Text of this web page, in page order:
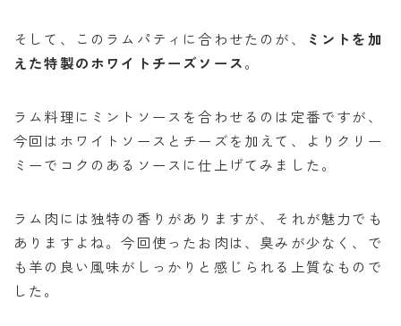
そして、このラムパティに合わせたのが、
ミントを加
えた特製のホワイトチーズソース。
ラム料理にミントソースを合わせるのは定番ですが、
今回はホワイトソースとチーズを加えて、よりクリー
ミーでコクのあるソースに仕上げてみました。
ラム肉には独特の香りがありますが、それが魅力でも
ありますよね。今回使ったお肉は、臭みが少なく、で
も羊の良い風味がしっかりと感じられる上質なもので
した。